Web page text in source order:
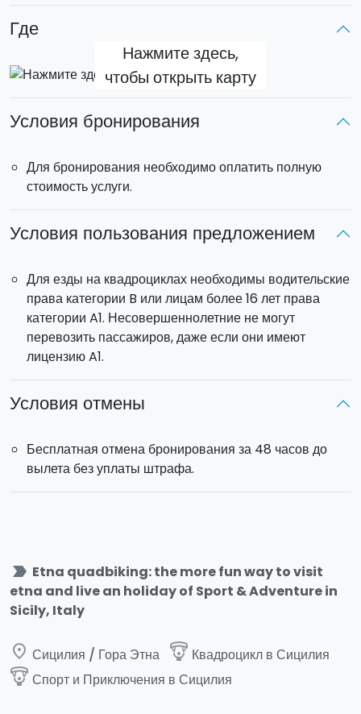
Где
Нажмите здесь,
чтобы открыть карту
Условия бронирования
Для бронирования необходимо оплатить полную
стоимость услуги.
Условия пользования предложением
Для езды на квадроциклах необходимы водительские
права категории B или лицам более 16 лет права
категории A1. Несовершеннолетние не могут
перевозить пассажиров, даже если они имеют
лицензию A1.
Условия отмены
Бесплатная отмена бронирования за 48 часов до
вылета без уплаты штрафа.
label_important Etna quadbiking: the more fun way to visit
etna and live an holiday of Sport & Adventure in
Sicily, Italy
place Сицилия / Гора Этна paragliding Квадроцикл в Сицилия
paragliding Спорт и Приключения в Сицилия